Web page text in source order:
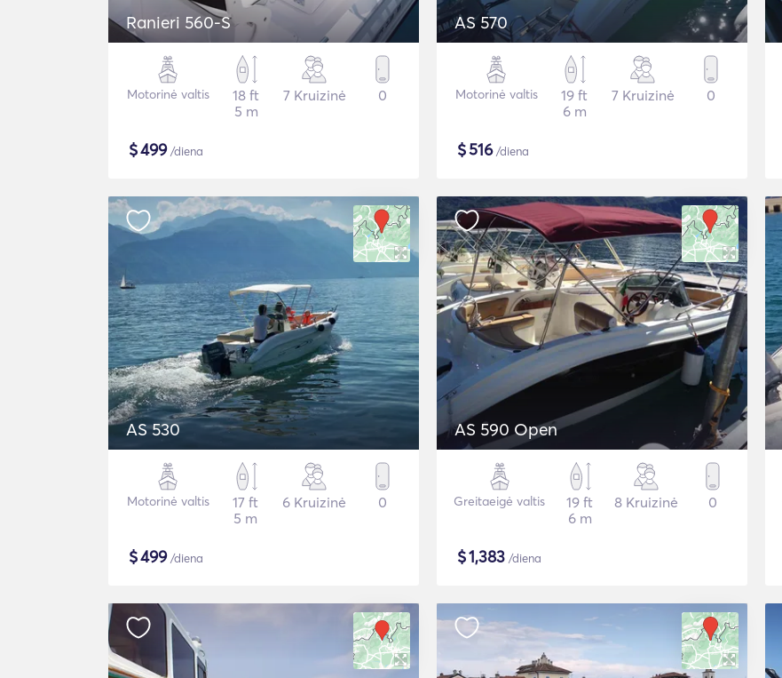
Ranieri 560-S
Motorinė valtis
18 ft
5 m
7 Kruizinė 0
$499/diena
AS 570
Motorinė valtis
19 ft
6 m
7 Kruizinė 0
$516/diena
AS 530
Motorinė valtis
17 ft
5 m
6 Kruizinė 0
$499/diena
AS 590 Open
Greitaeigė valtis
19 ft
6 m
8 Kruizinė 0
$1,383 /diena